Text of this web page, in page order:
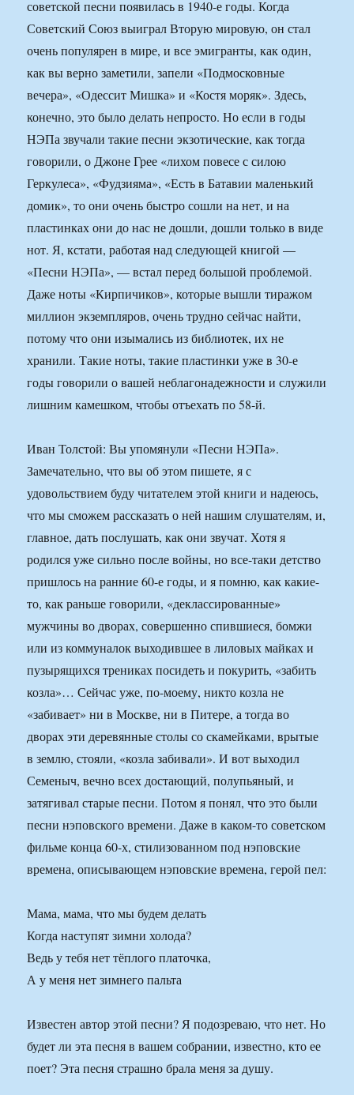
советской песни появилась в 1940-е годы. Когда
Советский Союз выиграл Вторую мировую, он стал
очень популярен в мире, и все эмигранты, как один,
как вы верно заметили, запели «Подмосковные
вечера», «Одессит Мишка» и «Костя моряк». Здесь,
конечно, это было делать непросто. Но если в годы
НЭПа звучали такие песни экзотические, как тогда
говорили, о Джоне Грее «лихом повесе с силою
Геркулеса», «Фудзияма», «Есть в Батавии маленький
домик», то они очень быстро сошли на нет, и на
пластинках они до нас не дошли, дошли только в виде
нот. Я, кстати, работая над следующей книгой —
«Песни НЭПа», — встал перед большой проблемой.
Даже ноты «Кирпичиков», которые вышли тиражом
миллион экземпляров, очень трудно сейчас найти,
потому что они изымались из библиотек, их не
хранили. Такие ноты, такие пластинки уже в 30-е
годы говорили о вашей неблагонадежности и служили
лишним камешком, чтобы отъехать по 58-й.
Иван Толстой: Вы упомянули «Песни НЭПа».
Замечательно, что вы об этом пишете, я с
удовольствием буду читателем этой книги и надеюсь,
что мы сможем рассказать о ней нашим слушателям, и,
главное, дать послушать, как они звучат. Хотя я
родился уже сильно после войны, но все-таки детство
пришлось на ранние 60-е годы, и я помню, как какие-
то, как раньше говорили, «деклассированные»
мужчины во дворах, совершенно спившиеся, бомжи
или из коммуналок выходившее в лиловых майках и
пузырящихся трениках посидеть и покурить, «забить
козла»… Сейчас уже, по-моему, никто козла не
«забивает» ни в Москве, ни в Питере, а тогда во
дворах эти деревянные столы со скамейками, врытые
в землю, стояли, «козла забивали». И вот выходил
Семеныч, вечно всех достающий, полупьяный, и
затягивал старые песни. Потом я понял, что это были
песни нэповского времени. Даже в каком-то советском
фильме конца 60-х, стилизованном под нэповские
времена, описывающем нэповские времена, герой пел:
Мама, мама, что мы будем делать
Когда наступят зимни холода?
Ведь у тебя нет тёплого платочка,
А у меня нет зимнего пальта
Известен автор этой песни? Я подозреваю, что нет. Но
будет ли эта песня в вашем собрании, известно, кто ее
поет? Эта песня страшно брала меня за душу.